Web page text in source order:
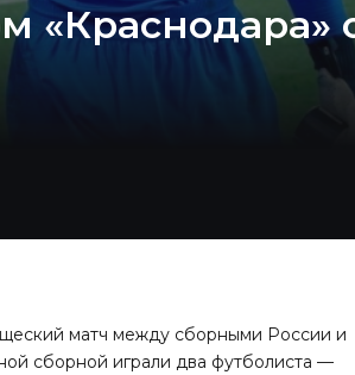
«Краснодара»
матч между сборными России и
сборной играли два футболиста —